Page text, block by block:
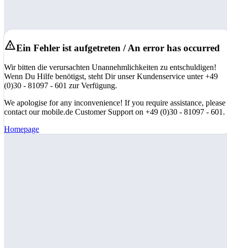
Ein Fehler ist aufgetreten / An error has occurred
Wir bitten die verursachten Unannehmlichkeiten zu entschuldigen!
Wenn Du Hilfe benötigst, steht Dir unser Kundenservice unter +49
(0)30 - 81097 - 601 zur Verfügung.
We apologise for any inconvenience! If you require assistance, please
contact our mobile.de Customer Support on +49 (0)30 - 81097 - 601.
Homepage